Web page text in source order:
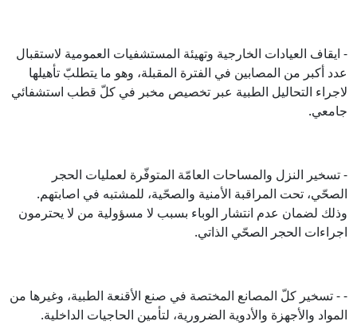
- ايقاف العيادات الخارجية وتهيئة المستشفيات العمومية لاستقبال
عدد أكبر من المصابين في الفترة المقبلة، وهو ما يتطلبّ تأهيلها
لاجراء التحاليل الطبية عبر تخصيص مخبر في كلّ قطب استشفائي
جامعي.
- تسخير النزل والمساحات العامّة المتوفّرة لعمليات الحجر
الصحّي، تحت المراقبة الأمنية والصحّية، للمشتبه في اصابتهم.
وذلك لضمان عدم انتشار الوباء بسبب لا مسؤولية من لا يحترمون
اجراءات الحجر الصحّي الذاتي.
- - تسخير كلّ المصانع المختصة في صنع الأقنعة الطبية، وغيرها من
المواد والأجهزة والأدوية الضرورية، لتأمين الحاجيات الداخلية.